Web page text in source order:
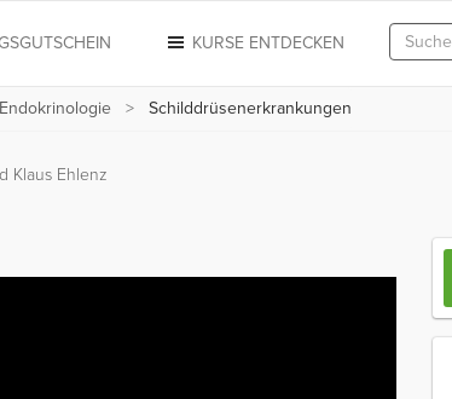
KURSE ENTDECKEN
Endokrinologie Schilddrüsenerkrankungen
Klaus Ehlenz